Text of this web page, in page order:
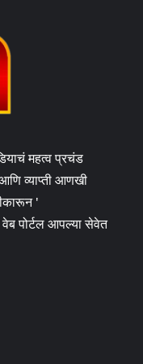
महत्व प्रचंड
व्याप्ती आणखी
'
वेब पोर्टल आपल्या सेवेत